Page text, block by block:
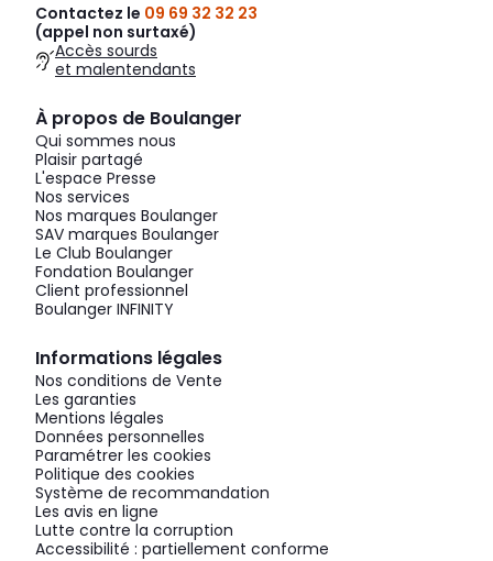
Contactez le 09 69 32 32 23
(appel non surtaxé)
Accès sourds
et malentendants
À propos de Boulanger
Qui sommes nous
Plaisir partagé
L'espace Presse
Nos services
Nos marques Boulanger
SAV marques Boulanger
Le Club Boulanger
Fondation Boulanger
Client professionnel
Boulanger INFINITY
Informations légales
Nos conditions de Vente
Les garanties
Mentions légales
Données personnelles
Paramétrer les cookies
Politique des cookies
Système de recommandation
Les avis en ligne
Lutte contre la corruption
Accessibilité : partiellement conforme